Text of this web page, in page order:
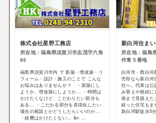
株式会社星野工務店
所在地：福島県須賀川市志茂字六角
65
福島県須賀川市内 で 新築・増改築・リ
フォーム・設計・施工のことで こんな
お悩みはありませんか？ ・新築にし
ようか、増改築にしようか… ・時間は
かけたくなけど、こだわりたい部分も
ある… ・こだわる部分を具現化したい
場合の相談とかどうしたらいいのか…
・経費はかけたくない… &n ...
新白河住ま
所在地：福島
作東５番地
白河市・西白河
売却なら新白河
社へ。代表は公
み替えや相続に
画まで見据えた
経った住宅もま
新白河駅徒歩5